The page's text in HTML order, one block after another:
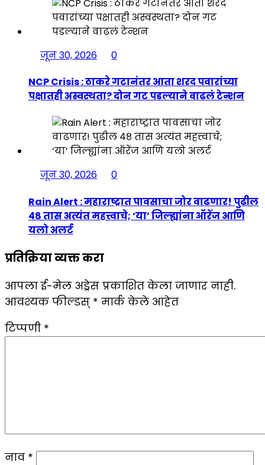
जून 30, 2026
0
NCP Crisis : ठाकरे गटानंतर आता शरद पवारांच्या
पक्षातही अस्वस्थता? दोन गट पडल्याने वाढलं टेन्शन
जून 30, 2026
0
Rain Alert : महाराष्ट्रात पावसाचा जोर वाढणार! पुढील
४८ तास अत्यंत महत्त्वाचे; ‘या’ जिल्ह्यांना ऑरेंज आणि
यलो अलर्ट
प्रतिक्रिया व्यक्त करा
आपला ई-मेल अड्रेस प्रकाशित केला जाणार नाही.
आवश्यक फील्डस् * मार्क केले आहेत
टिप्पणी *
नाव *